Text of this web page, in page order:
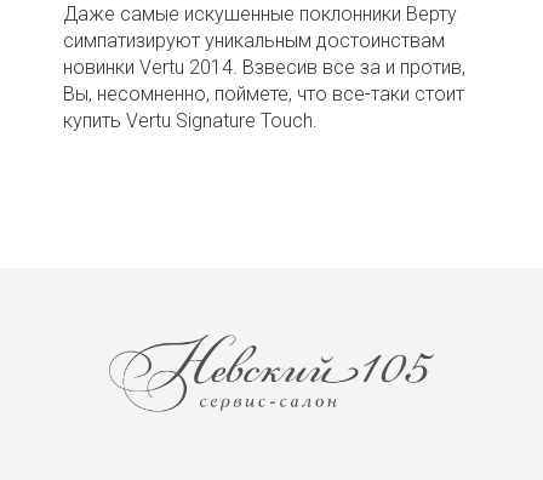
Даже самые искушенные поклонники Верту
симпатизируют уникальным достоинствам
новинки Vertu 2014. Взвесив все за и против,
Вы, несомненно, поймете, что все-таки стоит
купить Vertu Signature Touch.